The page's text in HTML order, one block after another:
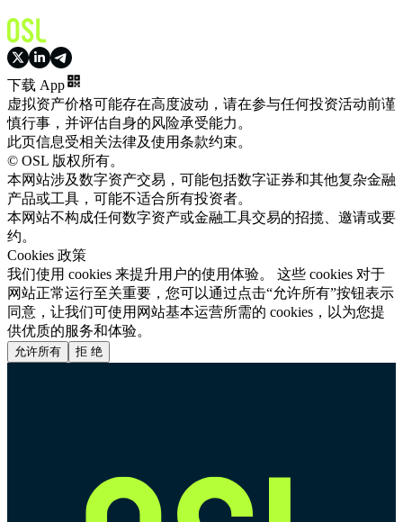
下载 App
虚拟资产价格可能存在高度波动，请在参与任何投资活动前谨
慎行事，并评估自身的风险承受能力。
此页信息受相关法律及使用条款约束。
© OSL 版权所有。
本网站涉及数字资产交易，可能包括数字证券和其他复杂金融
产品或工具，可能不适合所有投资者。
本网站不构成任何数字资产或金融工具交易的招揽、邀请或要
约。
Cookies 政策
我们使用 cookies 来提升用户的使用体验。 这些 cookies 对于
网站正常运行至关重要，您可以通过点击“允许所有”按钮表示
同意，让我们可使用网站基本运营所需的 cookies，以为您提
供优质的服务和体验。
允许所有 拒 绝